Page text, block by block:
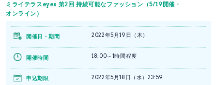
ミライテラスeyes 第2回 持続可能なファッション（5/19開催・
オンライン）
開催日・期間 2022年5月19日（木）
開催時間 18:00～1時間程度
申込期限 2022年5月18日（水）23:59